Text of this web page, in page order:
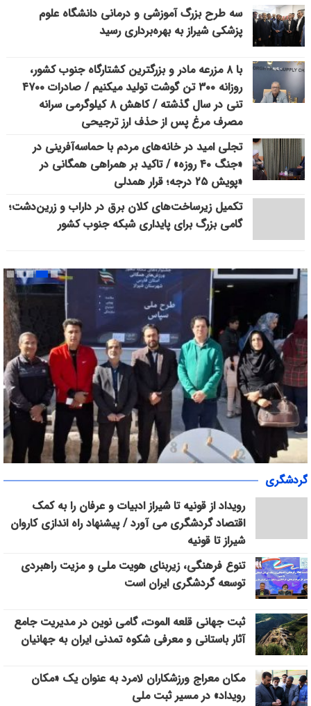
سه طرح بزرگ آموزشی و درمانی دانشگاه علوم
پزشکی شیراز به بهره‌برداری رسید
با ۸ مزرعه مادر و بزرگترین کشتارگاه جنوب کشور،
روزانه ۳۰۰ تن گوشت تولید میکنیم / صادرات ۴۷۰۰
تنی در سال گذشته / کاهش ۸ کیلوگرمی سرانه
مصرف مرغ پس از حذف ارز ترجیحی
تجلی امید در خانه‌های مردم با حماسه‌آفرینی در
«جنگ ۴۰ روزه» / تاکید بر همراهی همگانی در
«پویش ۲۵ درجه؛ قرار همدلی
تکمیل زیرساخت‌های کلان برق در داراب و زرین‌دشت؛
گامی بزرگ برای پایداری شبکه جنوب کشور
«سپاس» در میانرود شیراز طنین‌انداز شد/ هم‌افزایی ورزش، فرهنگ و
خدمات اجتماعی با حضور ۳۰۰ شهروند
گردشگری
رویداد از قونیه تا شیراز ادبیات و عرفان را به کمک
اقتصاد گردشگری می آورد / پیشنهاد راه اندازی کاروان
شیراز تا قونیه
تنوع فرهنگی، زیربنای هویت ملی و مزیت راهبردی
توسعه گردشگری ایران است
ثبت جهانی قلعه الموت، گامی نوین در مدیریت جامع
آثار باستانی و معرفی شکوه تمدنی ایران به جهانیان
مکان معراج ورزشکاران لامرد به عنوان یک «مکان
رویداد» در مسیر ثبت ملی